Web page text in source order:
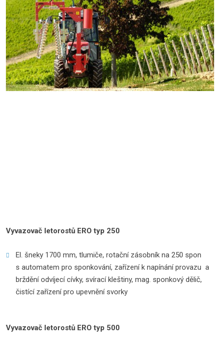
Vyvazovač letorostů ERO typ 250
El. šneky 1700 mm, tlumiče, rotační zásobník na 250 spon
s automatem pro sponkování, zařízení k napínání provazu a
brždění odvíjecí cívky, svírací kleštiny, mag. sponkový dělič,
čistící zařízení pro upevnění svorky
Vyvazovač letorostů ERO typ 500